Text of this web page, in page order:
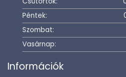
Péntek:
Szombat:
Vasárnap:
Információk